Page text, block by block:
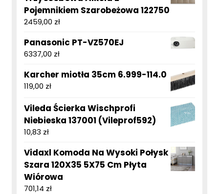
Pojemnikiem Szarobeżowa 122750
2459,00 zł
Panasonic PT-VZ570EJ
6337,00 zł
Karcher miotła 35cm 6.999-114.0
119,00 zł
Vileda Ścierka Wischprofi
Niebieska 137001 (Vileprof592)
10,83 zł
Vidaxl Komoda Na Wysoki Połysk
Szara 120X35 5X75 Cm Płyta
Wiórowa
701,14 zł